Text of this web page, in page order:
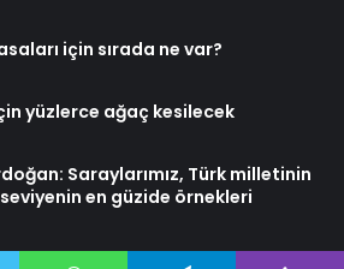
için sırada ne var?
yüzlerce ağaç kesilecek
Saraylarımız, Türk milletinin
en güzide örnekleri